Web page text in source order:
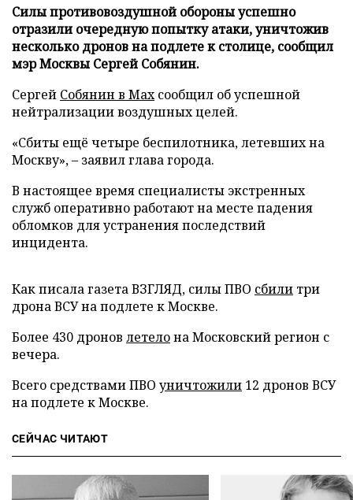
Силы противовоздушной обороны успешно
отразили очередную попытку атаки, уничтожив
несколько дронов на подлете к столице, сообщил
мэр Москвы Сергей Собянин.
Сергей Собянин в Maxсообщил об успешной
нейтрализации воздушных целей.
«Сбиты ещё четыре беспилотника, летевших на
Москву», – заявил глава города.
В настоящее время специалисты экстренных
служб оперативно работают на месте падения
обломков для устранения последствий
инцидента.
Как писала газета ВЗГЛЯД, силы ПВО сбили три
дрона ВСУ на подлете к Москве.
Более 430 дронов летелона Московский регион с
вечера.
Всего средствами ПВО уничтожили 12 дронов ВСУ
на подлете к Москве.
СЕЙЧАС ЧИТАЮТ